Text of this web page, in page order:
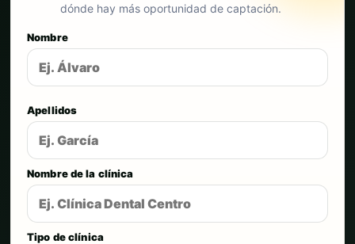
dónde hay más oportunidad de captación.
Nombre
Apellidos
Nombre de la clínica
Tipo de clínica